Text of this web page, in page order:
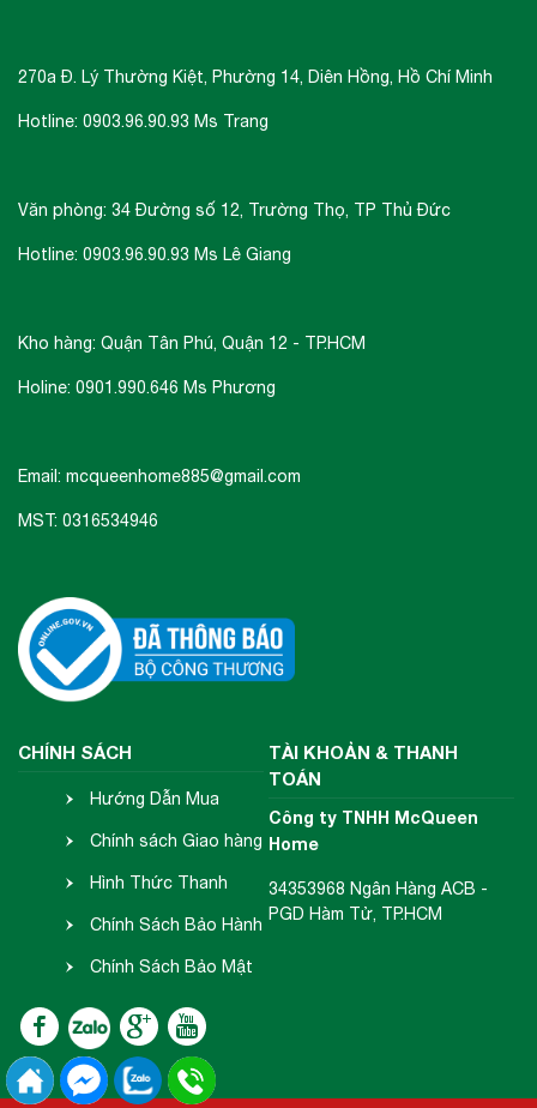
270a Đ. Lý Thường Kiệt, Phường 14, Diên Hồng, Hồ Chí Minh
Hotline: 0903.96.90.93 Ms Trang
Văn phòng: 34 Đường số 12, Trường Thọ, TP Thủ Đức
Hotline: 0903.96.90.93 Ms Lê Giang
Kho hàng: Quận Tân Phú, Quận 12 - TP.HCM
Holine: 0901.990.646 Ms Phương
Email: mcqueenhome885@gmail.com
MST: 0316534946
CHÍNH SÁCH
Hướng Dẫn Mua
Hàng
Chính sách Giao hàng
- Nhận hàng
Hình Thức Thanh
Toán
Chính Sách Bảo Hành
- Đổi Trả
Chính Sách Bảo Mật
Thông Tin
TÀI KHOẢN & THANH
TOÁN
Công ty TNHH McQueen
Home
34353968 Ngân Hàng ACB -
PGD Hàm Tử, TP.HCM